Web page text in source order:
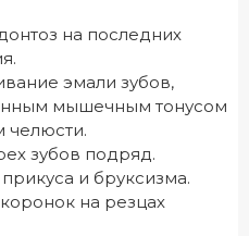
на последних
эмали зубов,
мышечным тонусом
челюсти.
зубов подряд.
и бруксизма.
на резцах